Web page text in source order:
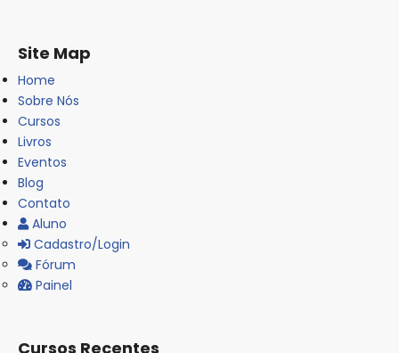
Site Map
Home
Sobre Nós
Cursos
Livros
Eventos
Blog
Contato
Aluno
Cadastro/Login
Fórum
Painel
Cursos Recentes